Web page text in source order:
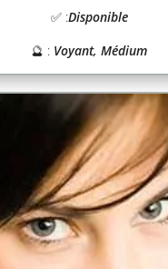
✅ :Disponible
🔮 : Voyant, Médium